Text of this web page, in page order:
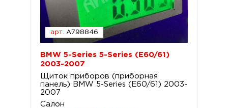
арт. A798846
BMW 5-Series 5-Series (E60/61)
2003-2007
Щиток приборов (приборная
панель) BMW 5-Series (E60/61) 2003-
2007
Салон